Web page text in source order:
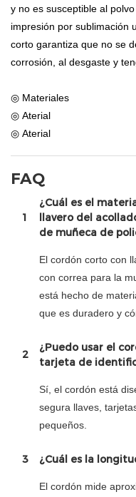
y no es susceptible al
impresión por sublimación
corto garantiza que no se
corrosión, al desgaste y
◎ Materiales
◎ Aterial
◎ Aterial
FAQ
1
¿Cuál es el
llavero del
de muñeca de
El cordón corto con
con correa para la
está hecho de
que es duradero y
2
¿Puedo usar el
tarjeta de
Sí, el cordón está
segura llaves,
pequeños.
3 ¿Cuál es la
El cordón mide